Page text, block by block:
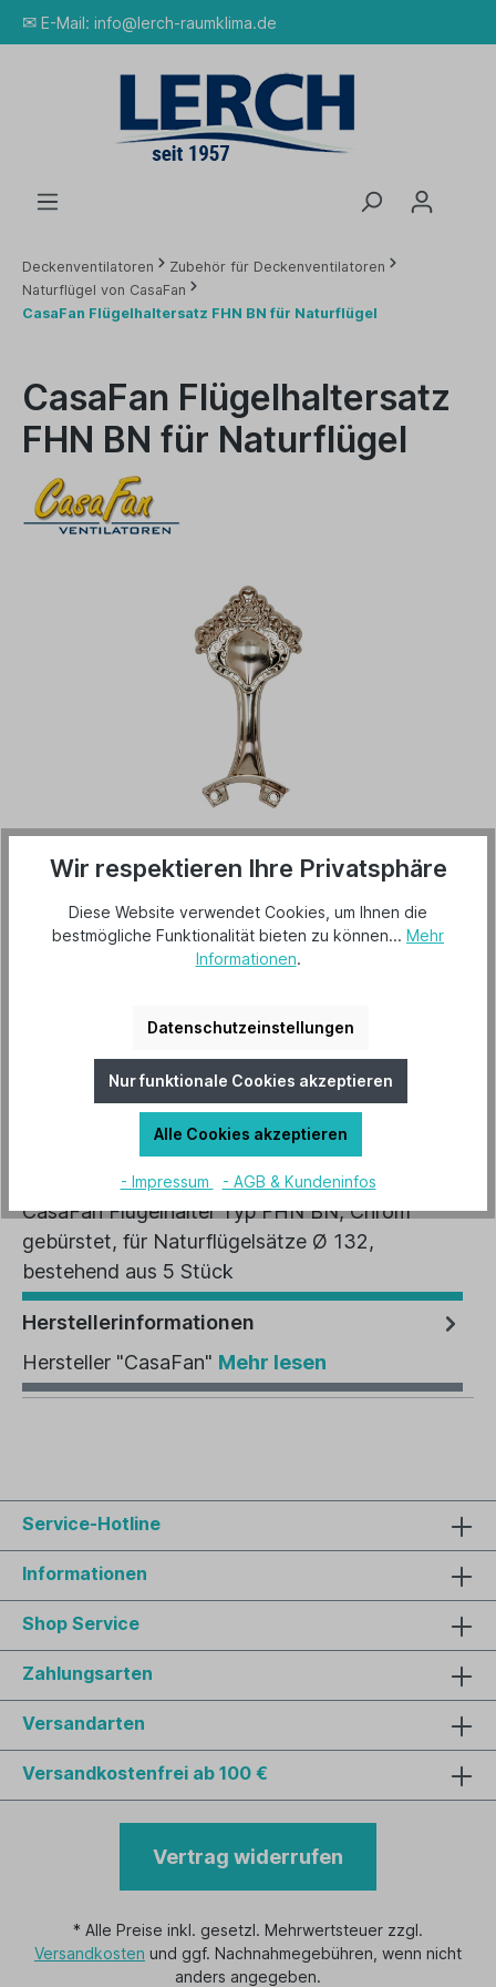
✉ E-Mail: info@lerch-raumklima.de
Deckenventilatoren
Zubehör für Deckenventilatoren
Naturflügel von CasaFan
CasaFan Flügelhaltersatz FHN BN für Naturflügel
CasaFan Flügelhaltersatz
FHN BN für Naturflügel
35,00 €*
Lieferbar ab 26. August 2026
4024397343805
Beschreibung
CasaFan Flügelhalter Typ FHN BN, Chrom
gebürstet, für Naturflügelsätze Ø 132,
bestehend aus 5 Stück
Herstellerinformationen
Hersteller "CasaFan" Mehr lesen
Service-Hotline
Informationen
Shop Service
Zahlungsarten
Versandarten
Versandkostenfrei ab 100 €
Vertrag widerrufen
* Alle Preise inkl. gesetzl. Mehrwertsteuer zzgl.
Versandkosten und ggf. Nachnahmegebühren, wenn nicht
anders angegeben.
Wir respektieren Ihre Privatsphäre
Diese Website verwendet Cookies, um Ihnen die
bestmögliche Funktionalität bieten zu können... Mehr
Informationen.
Datenschutzeinstellungen
Nur funktionale Cookies akzeptieren
Alle Cookies akzeptieren
- Impressum - AGB & Kundeninfos